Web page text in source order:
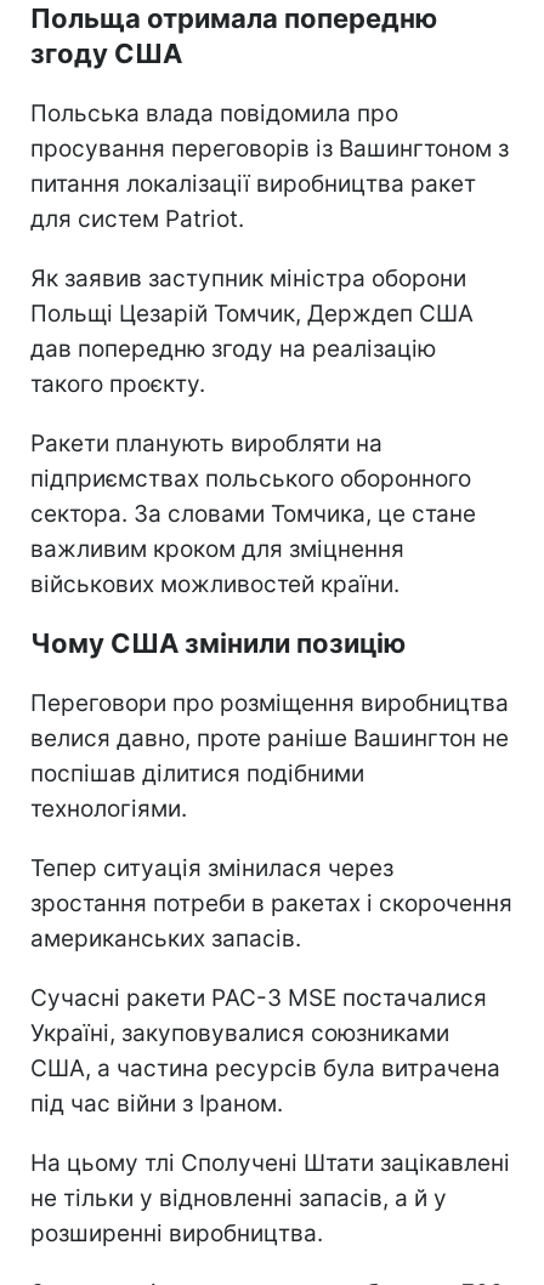
Польща отримала попередню
згоду США
Польська влада повідомила про
просування переговорів із Вашингтоном з
питання локалізації виробництва ракет
для систем Patriot.
Як заявив заступник міністра оборони
Польщі Цезарій Томчик, Держдеп США
дав попередню згоду на реалізацію
такого проєкту.
Ракети планують виробляти на
підприємствах польського оборонного
сектора. За словами Томчика, це стане
важливим кроком для зміцнення
військових можливостей країни.
Чому США змінили позицію
Переговори про розміщення виробництва
велися давно, проте раніше Вашингтон не
поспішав ділитися подібними
технологіями.
Тепер ситуація змінилася через
зростання потреби в ракетах і скорочення
американських запасів.
Сучасні ракети PAC-3 MSE постачалися
Україні, закуповувалися союзниками
США, а частина ресурсів була витрачена
під час війни з Іраном.
На цьому тлі Сполучені Штати зацікавлені
не тільки у відновленні запасів, а й у
розширенні виробництва.